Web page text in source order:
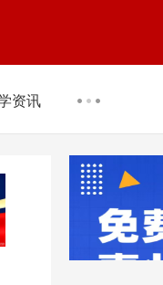
资讯